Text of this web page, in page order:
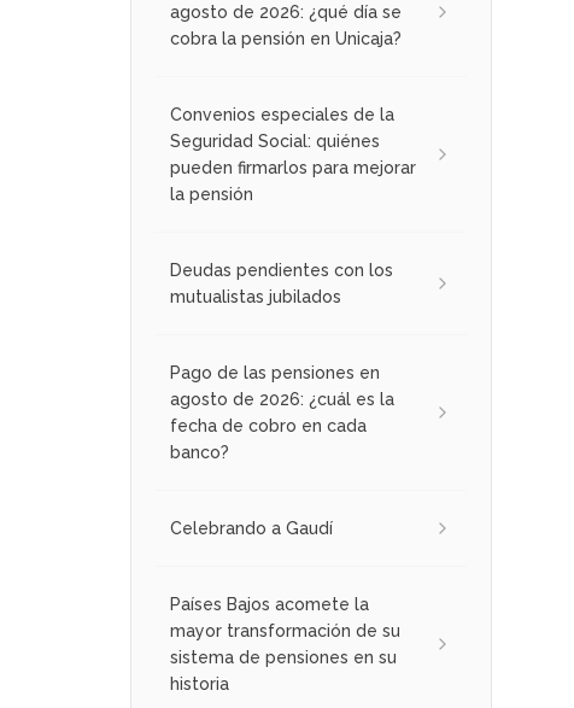
agosto de 2026: ¿qué día se
cobra la pensión en Unicaja?
Convenios especiales de la
Seguridad Social: quiénes
pueden firmarlos para mejorar
la pensión
Deudas pendientes con los
mutualistas jubilados
Pago de las pensiones en
agosto de 2026: ¿cuál es la
fecha de cobro en cada
banco?
Celebrando a Gaudí
Países Bajos acomete la
mayor transformación de su
sistema de pensiones en su
historia